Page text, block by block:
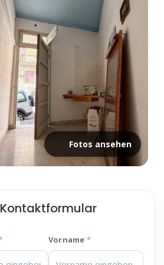
Fotos ansehen
Kontaktformular
Vorname